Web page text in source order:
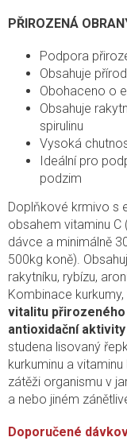
PŘIROZENÁ
Podpora
Obsahuje
Obohaceno o
Obsahuje
spirulinu
Vysoká
Ideální pro
podzim
Doplňkové krmivo s
obsahem vitaminu C
dávce a minimálně
500kg koně).
rakytníku, rybízu,
Kombinace
vitalitu
antioxidační
studena lisovaný
kurkuminu a
zátěži organismu v
a nebo jiném
Doporučené